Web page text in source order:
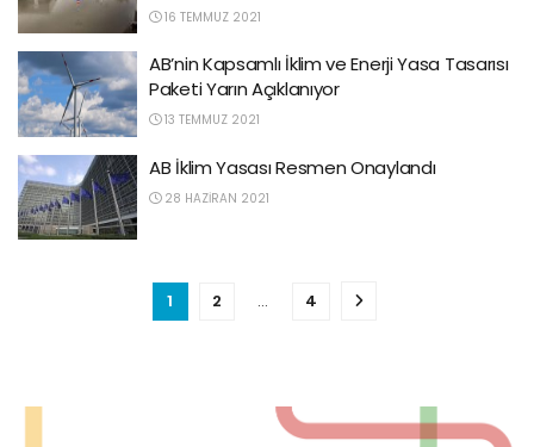
16 TEMMUZ 2021
AB’nin Kapsamlı İklim ve Enerji Yasa Tasarısı
Paketi Yarın Açıklanıyor
13 TEMMUZ 2021
AB İklim Yasası Resmen Onaylandı
28 HAZIRAN 2021
1 2 … 4